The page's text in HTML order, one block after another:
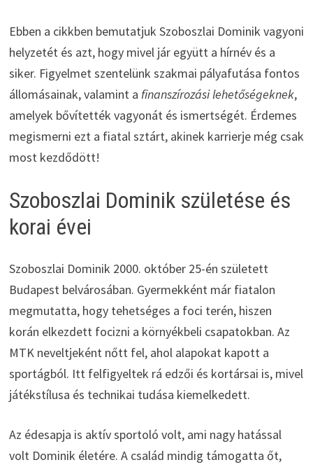
Ebben a cikkben bemutatjuk Szoboszlai Dominik vagyoni
helyzetét és azt, hogy mivel jár együtt a hírnév és a
siker. Figyelmet szentelünk szakmai pályafutása fontos
állomásainak, valamint a finanszírozási lehetőségeknek,
amelyek bővítették vagyonát és ismertségét. Érdemes
megismerni ezt a fiatal sztárt, akinek karrierje még csak
most kezdődött!
Szoboszlai Dominik születése és
korai évei
Szoboszlai Dominik 2000. október 25-én született
Budapest belvárosában. Gyermekként már fiatalon
megmutatta, hogy tehetséges a foci terén, hiszen
korán elkezdett focizni a környékbeli csapatokban. Az
MTK neveltjeként nőtt fel, ahol alapokat kapott a
sportágból. Itt felfigyeltek rá edzői és kortársai is, mivel
játékstílusa és technikai tudása kiemelkedett.
Az édesapja is aktív sportoló volt, ami nagy hatással
volt Dominik életére. A család mindig támogatta őt,